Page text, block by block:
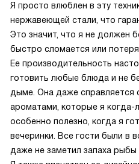
Я просто влюблен в эту
нержавеющей стали, что
Это значит, что я не должен
быстро сломается или
Ее производительность
готовить любые блюда и не
дыме. Она даже справляется
ароматами, которые я когда-
особенно полезно, когда я
вечеринки. Все гости были в
даже не заметил запаха